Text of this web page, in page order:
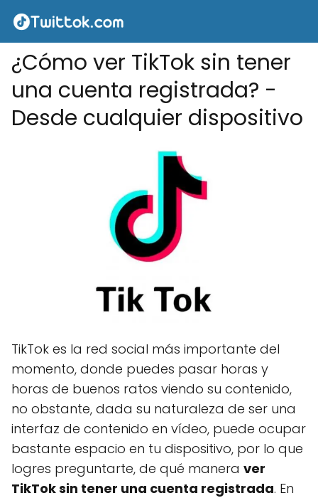
¿Cómo ver TikTok sin tener
una cuenta registrada? -
Desde cualquier dispositivo
TikTok es la red social más importante del
momento, donde puedes pasar horas y
horas de buenos ratos viendo su contenido,
no obstante, dada su naturaleza de ser una
interfaz de contenido en vídeo, puede ocupar
bastante espacio en tu dispositivo, por lo que
logres preguntarte, de qué manera ver
TikTok sin tener una cuenta registrada. En